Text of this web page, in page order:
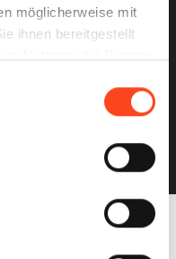
möglicherweise mit
ihnen bereitgestellt